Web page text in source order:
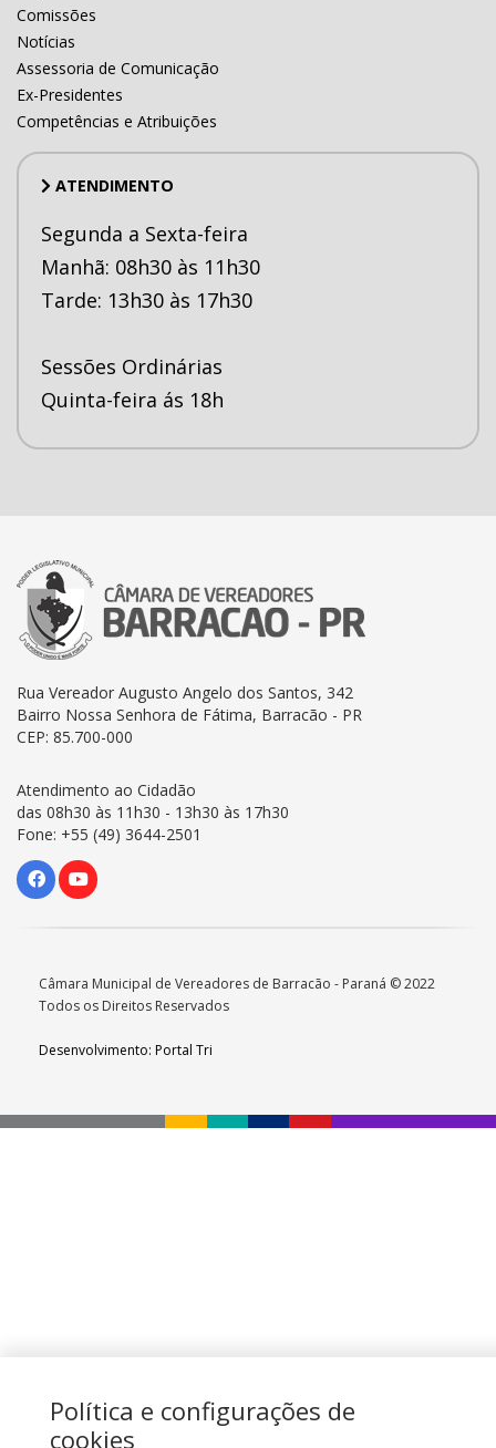
Comissões
Notícias
Assessoria de Comunicação
Ex-Presidentes
Competências e Atribuições
ATENDIMENTO
Segunda a Sexta-feira
Manhã: 08h30 às 11h30
Tarde: 13h30 às 17h30
Sessões Ordinárias
Quinta-feira ás 18h
Rua Vereador Augusto Angelo dos Santos, 342
Bairro Nossa Senhora de Fátima, Barracão - PR
CEP: 85.700-000
Atendimento ao Cidadão
das 08h30 às 11h30 - 13h30 às 17h30
Fone: +55 (49) 3644-2501
Câmara Municipal de Vereadores de Barracão - Paraná © 2022
Todos os Direitos Reservados
Desenvolvimento: Portal Tri
Política e configurações de
cookies